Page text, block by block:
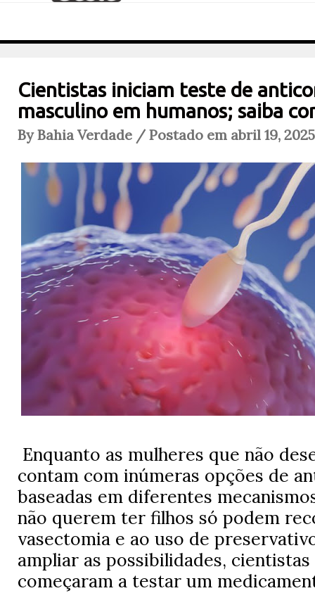
Cientistas iniciam teste de
masculino em humanos; saiba
By Bahia Verdade / Postado em abril 19,
Enquanto as mulheres que não
contam com inúmeras opções de
baseadas em diferentes
não querem ter filhos só podem
vasectomia e ao uso de
ampliar as possibilidades,
começaram a testar um